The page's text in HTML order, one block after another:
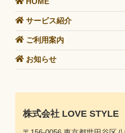
サービス紹介
ご利用案内
お知らせ
株式会社 LOVE STYLE